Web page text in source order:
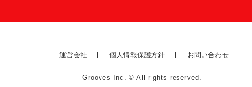
運営会社 個人情報保護方針 お問い合わせ
Grooves Inc. © All rights reserved.